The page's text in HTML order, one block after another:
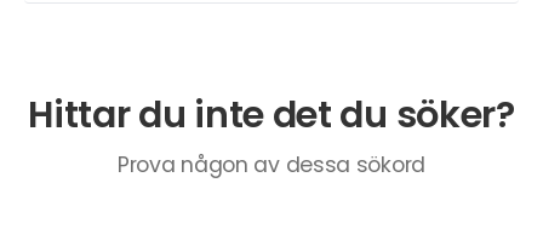
Hittar du inte det du söker?
Prova någon av dessa sökord